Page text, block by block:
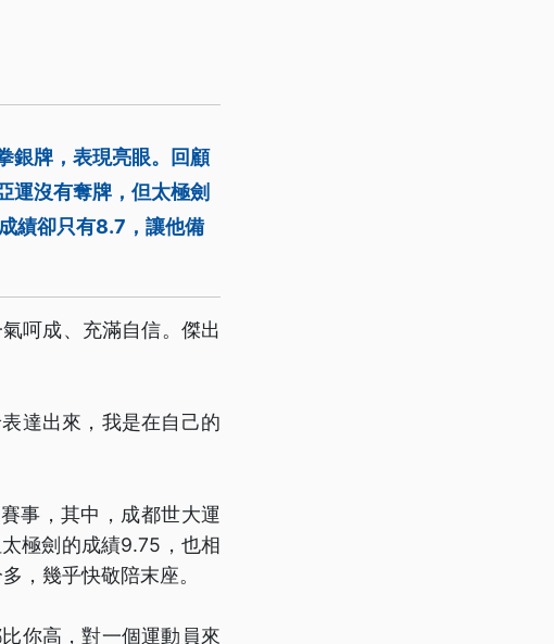
銀牌，表現亮眼。回顧
運沒有奪牌，但太極劍
績卻只有8.7，讓他備
呵成、充滿自信。傑出
達出來，我是在自己的
事，其中，成都世大運
極劍的成績9.75，也相
，幾乎快敬陪末座。
你高，對一個運動員來